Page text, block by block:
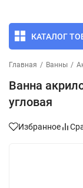
КАТАЛОГ
Главная / Ванны /
Ванна
угловая
Избранное